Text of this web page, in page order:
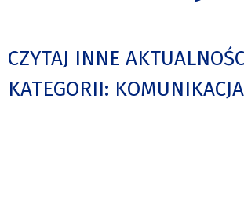
CZYTAJ INNE
KATEGORII: KOMUNIKACJA